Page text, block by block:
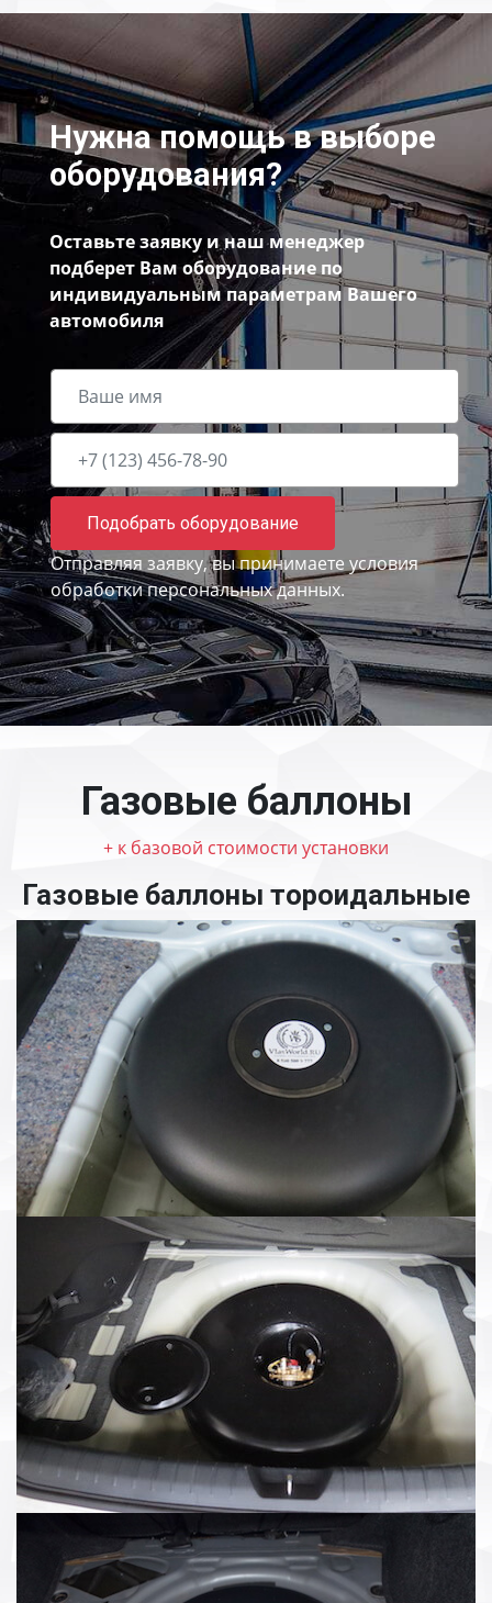
Нужна помощь в выборе
оборудования?
Оставьте заявку и наш менеджер
подберет Вам оборудование по
индивидуальным параметрам Вашего
автомобиля
Подобрать оборудование
Отправляя заявку, вы принимаете условия
обработки персональных данных.
Газовые баллоны
+ к базовой стоимости установки
Газовые баллоны тороидальные